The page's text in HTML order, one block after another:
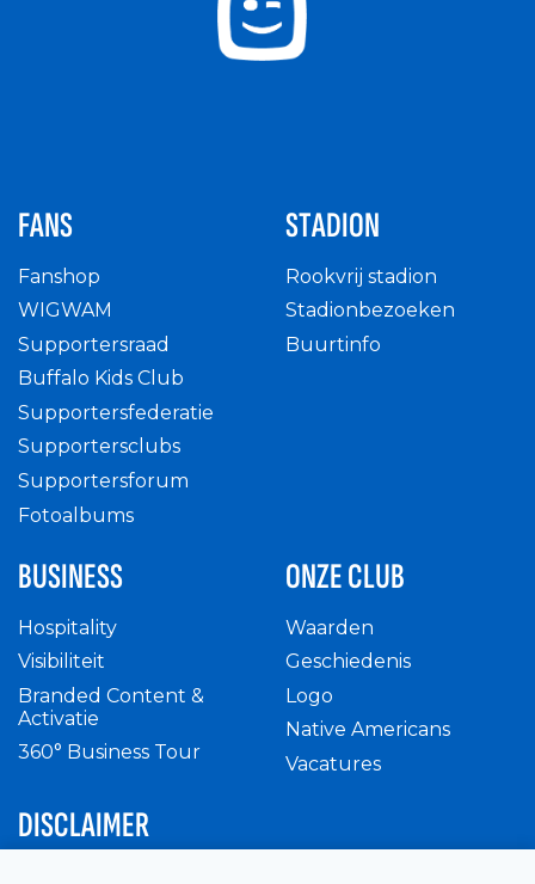
FANS
Fanshop
WIGWAM
Supportersraad
Buffalo Kids Club
Supportersfederatie
Supportersclubs
Supportersforum
Fotoalbums
STADION
Rookvrij stadion
Stadionbezoeken
Buurtinfo
BUSINESS
Hospitality
Visibiliteit
Branded Content &
Activatie
360° Business Tour
ONZE CLUB
Waarden
Geschiedenis
Logo
Native Americans
Vacatures
DISCLAIMER